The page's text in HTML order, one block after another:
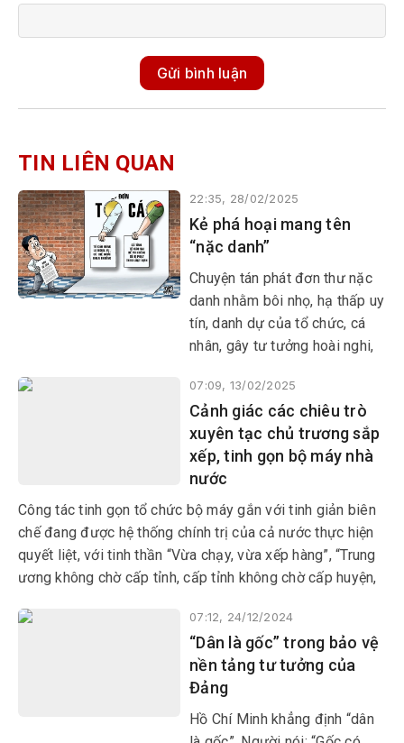
Gửi bình luận
TIN LIÊN QUAN
22:35, 28/02/2025
Kẻ phá hoại mang tên
“nặc danh”
Chuyện tán phát đơn thư nặc
danh nhằm bôi nhọ, hạ thấp uy
tín, danh dự của tổ chức, cá
nhân, gây tư tưởng hoài nghi,
trước thềm đại hội đảng các
cấp vốn không có gì xa lạ. Gần
đây, hành vi tiêu cực, phá hoại,
đáng lên án này có xu hướng
diễn biến phức tạp, khó dự
báo.
07:09, 13/02/2025
Cảnh giác các chiêu trò
xuyên tạc chủ trương sắp
xếp, tinh gọn bộ máy nhà
nước
Công tác tinh gọn tổ chức bộ máy gắn với tinh giản biên
chế đang được hệ thống chính trị của cả nước thực hiện
quyết liệt, với tinh thần “Vừa chạy, vừa xếp hàng”, “Trung
ương không chờ cấp tỉnh, cấp tỉnh không chờ cấp huyện,
phương hưởng ứng”.
07:12, 24/12/2024
“Dân là gốc” trong bảo vệ
nền tảng tư tưởng của
Đảng
Hồ Chí Minh khẳng định “dân